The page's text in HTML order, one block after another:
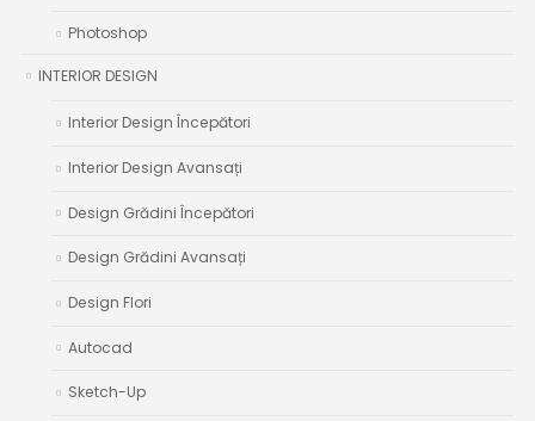
Photoshop
INTERIOR DESIGN
Interior Design Începători
Interior Design Avansați
Design Grădini Începători
Design Grădini Avansați
Design Flori
Autocad
Sketch-Up